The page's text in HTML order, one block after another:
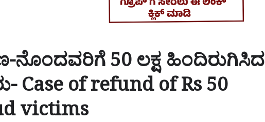
ನೊಂದವರಿಗೆ 50 ಲಕ್ಷ ಹಿಂದಿರುಗಿಸಿದ
Case of refund of Rs 50
victims